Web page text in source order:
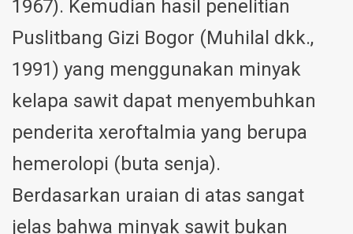
1967). Kemudian hasil penelitian
Puslitbang Gizi Bogor (Muhilal dkk.,
1991) yang menggunakan minyak
kelapa sawit dapat menyembuhkan
penderita xeroftalmia yang berupa
hemerolopi (buta senja).
Berdasarkan uraian di atas sangat
jelas bahwa minyak sawit bukan